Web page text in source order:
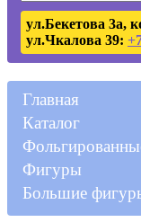
ул.Бекетова 3а,
ул.Чкалова 39:
Главная
Каталог
Фигуры
Большие